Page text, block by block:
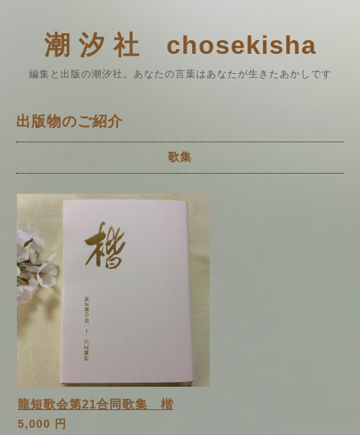
潮 汐 社 chosekisha
編集と出版の潮汐社。あなたの言葉はあなたが生きたあかしです
出版物のご紹介
歌集
龍短歌会第21合同歌集 楷
5,000 円